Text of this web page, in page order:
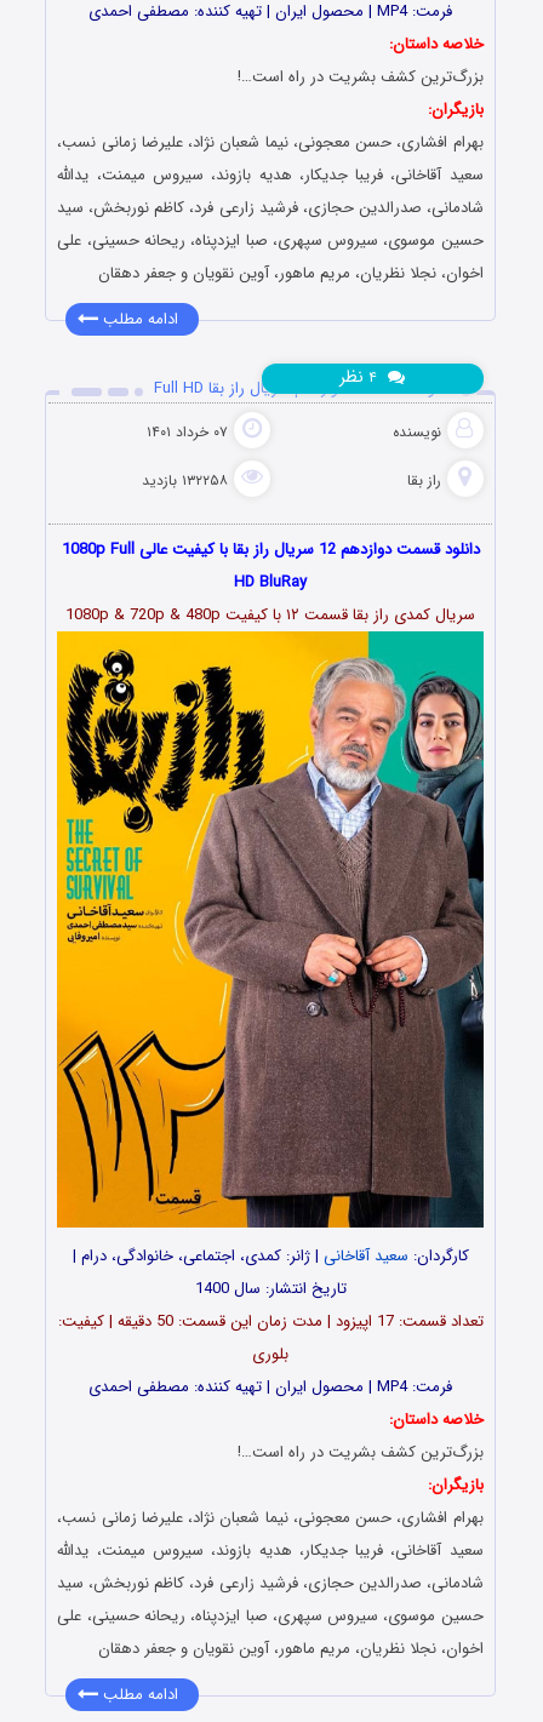
فرمت: MP4 | محصول ایران | تهیه کننده: مصطفی احمدی
خلاصه داستان:
بزرگ‌ترین کشف بشریت در راه است…!
بازیگران:
بهرام افشاری، حسن معجونی، نیما شعبان نژاد، علیرضا زمانی نسب،
سعید آقاخانی، فریبا جدیکار، هدیه بازوند، سیروس میمنت، یدالله
شادمانی، صدرالدین حجازی، فرشید زارعی فرد، کاظم نوربخش، سید
حسین موسوی، سیروس سپهری، صبا ایزدپناه، ریحانه حسینی، علی
اخوان، نجلا نظریان، مریم ماهور، آوین نقویان و جعفر دهقان
ادامه مطلب
دانلود قسمت 12 دوازدهم سریال راز بقا Full HD
نویسنده ۰۷ خرداد ۱۴۰۱
راز بقا ۱۳۲۲۵۸ بازدید
نظر
دانلود قسمت دوازدهم 12 سریال راز بقا با کیفیت عالی 1080p Full
HD BluRay
سریال کمدی راز بقا قسمت ۱۲با کیفیت 1080p & 720p & 480p
کارگردان: سعید آقاخانی | ژانر: کمدی، اجتماعی، خانوادگی، درام |
تاریخ انتشار: سال 1400
تعداد قسمت: 17 اپیزود | مدت زمان این قسمت: 50 دقیقه | کیفیت:
بلوری
فرمت: MP4 | محصول ایران | تهیه کننده: مصطفی احمدی
خلاصه داستان:
بزرگ‌ترین کشف بشریت در راه است…!
بازیگران:
بهرام افشاری، حسن معجونی، نیما شعبان نژاد، علیرضا زمانی نسب،
سعید آقاخانی، فریبا جدیکار، هدیه بازوند، سیروس میمنت، یدالله
شادمانی، صدرالدین حجازی، فرشید زارعی فرد، کاظم نوربخش، سید
حسین موسوی، سیروس سپهری، صبا ایزدپناه، ریحانه حسینی، علی
اخوان، نجلا نظریان، مریم ماهور، آوین نقویان و جعفر دهقان
ادامه مطلب